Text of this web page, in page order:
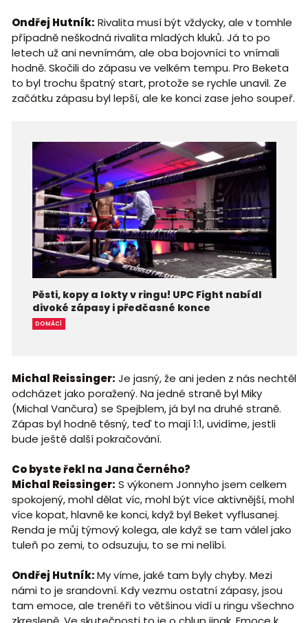
Ondřej Hutník: Rivalita musí být vždycky, ale v tomhle
případně neškodná rivalita mladých kluků. Já to po
letech už ani nevnímám, ale oba bojovníci to vnímali
hodně. Skočili do zápasu ve velkém tempu. Pro Beketa
to byl trochu špatný start, protože se rychle unavil. Ze
začátku zápasu byl lepší, ale ke konci zase jeho soupeř.
Pěsti, kopy a lokty v ringu! UPC Fight nabídl
divoké zápasy i předčasné konce
DOMÁCÍ
Michal Reissinger: Je jasný, že ani jeden z nás nechtěl
odcházet jako poražený. Na jedné straně byl Miky
(Michal Vančura) se Spejblem, já byl na druhé straně.
Zápas byl hodně těsný, teď to mají 1:1, uvidíme, jestli
bude ještě další pokračování.
Co byste řekl na Jana Černého?
Michal Reissinger: S výkonem Jonnyho jsem celkem
spokojený, mohl dělat víc, mohl být více aktivnější, mohl
více kopat, hlavně ke konci, když byl Beket vyflusanej.
Renda je můj týmový kolega, ale když se tam válel jako
tuleň po zemi, to odsuzuju, to se mi nelíbí.
Ondřej Hutník:My víme, jaké tam byly chyby. Mezi
námi to je srandovní. Kdy vezmu ostatní zápasy, jsou
tam emoce, ale trenéři to většinou vidí u ringu všechno